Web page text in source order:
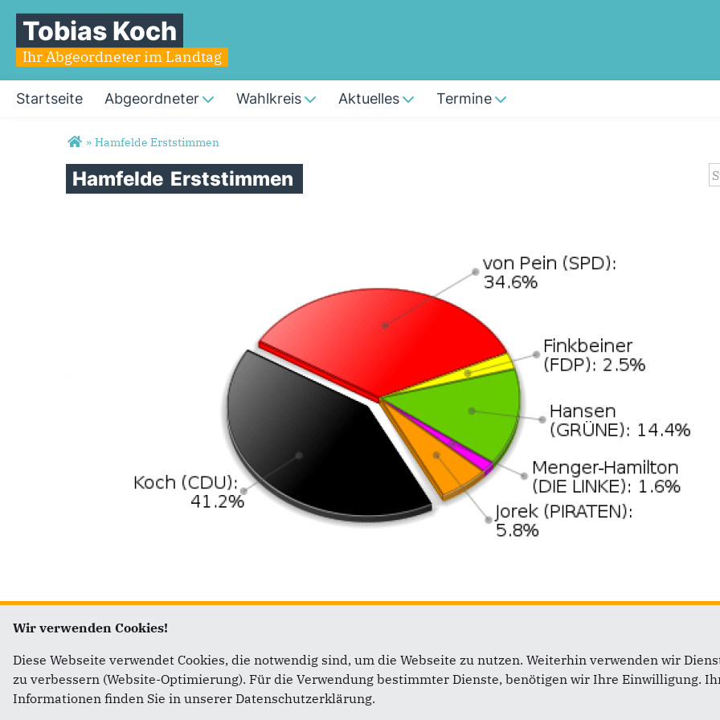
Tobias Koch
Ihr Abgeordneter im Landtag
Startseite Abgeordneter Wahlkreis Aktuelles Termine
Sie sind hier
» Hamfelde Erststimmen
Hamfelde Erststimmen
Anschrift Im Web
Wir verwenden Cookies!
Diese Webseite verwendet Cookies, die notwendig sind, um die Webseite zu nutzen. Weiterhin verwenden wir
zu verbessern (Website-Optimierung). Für die Verwendung bestimmter Dienste, benötigen wir Ihre Einwilligung.
Informationen finden Sie in unserer Datenschutzerklärung.